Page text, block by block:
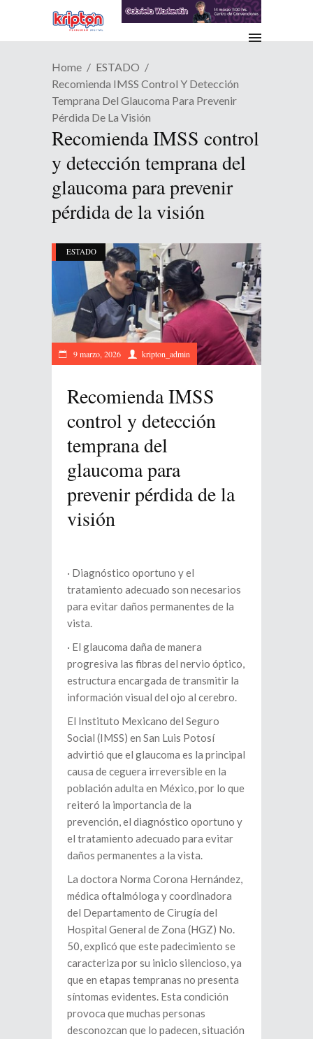
Home
ESTADO
Recomienda IMSS Control Y Detección
Temprana Del Glaucoma Para Prevenir
Pérdida De La Visión
Recomienda IMSS control
y detección temprana del
glaucoma para prevenir
pérdida de la visión
ESTADO
9 marzo, 2026 kripton_admin
Recomienda IMSS
control y detección
temprana del
glaucoma para
prevenir pérdida de la
visión
· Diagnóstico oportuno y el
tratamiento adecuado son necesarios
para evitar daños permanentes de la
vista.
· El glaucoma daña de manera
progresiva las fibras del nervio óptico,
estructura encargada de transmitir la
información visual del ojo al cerebro.
El Instituto Mexicano del Seguro
Social (IMSS) en San Luis Potosí
advirtió que el glaucoma es la principal
causa de ceguera irreversible en la
población adulta en México, por lo que
reiteró la importancia de la
prevención, el diagnóstico oportuno y
el tratamiento adecuado para evitar
daños permanentes a la vista.
La doctora Norma Corona Hernández,
médica oftalmóloga y coordinadora
del Departamento de Cirugía del
Hospital General de Zona (HGZ) No.
50, explicó que este padecimiento se
caracteriza por su inicio silencioso, ya
que en etapas tempranas no presenta
síntomas evidentes. Esta condición
provoca que muchas personas
desconozcan que lo padecen, situación